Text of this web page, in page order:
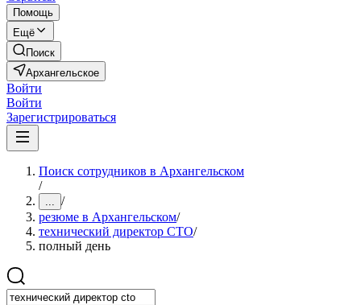
Помощь
Ещё
Поиск
Архангельское
Войти
Войти
Зарегистрироваться
Поиск сотрудников в Архангельском
/
... /
резюме в Архангельском/
технический директор CTO/
полный день